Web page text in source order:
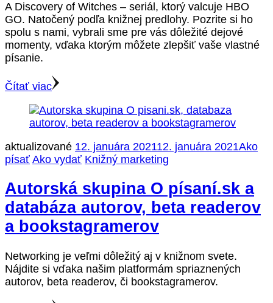
A Discovery of Witches – seriál, ktorý valcuje HBO
GO. Natočený podľa knižnej predlohy. Pozrite si ho
spolu s nami, vybrali sme pre vás dôležité dejové
momenty, vďaka ktorým môžete zlepšiť vaše vlastné
písanie.
Čítať viac
aktualizované 12. januára 202112. januára 2021Ako
písať Ako vydať Knižný marketing
Autorská skupina O písaní.sk a
databáza autorov, beta readerov
a bookstagramerov
Networking je veľmi dôležitý aj v knižnom svete.
Nájdite si vďaka našim platformám spriaznených
autorov, beta readerov, či bookstagramerov.